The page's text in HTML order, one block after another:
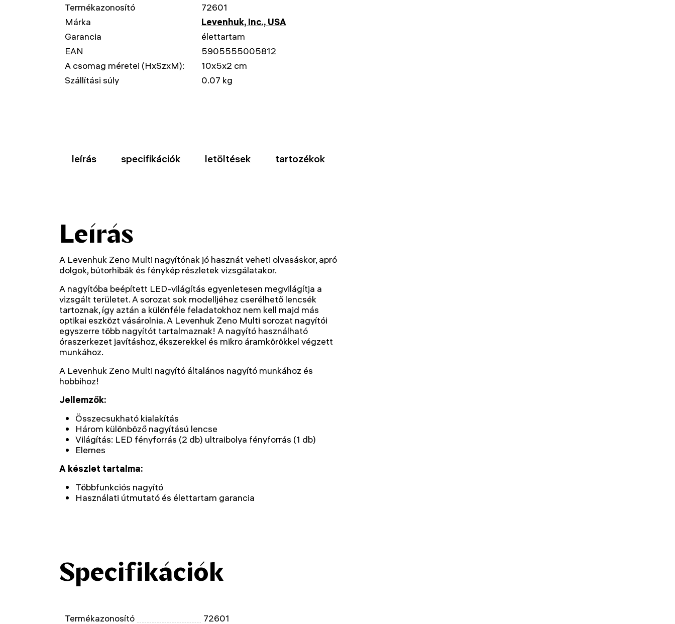
Termékazonosító
72601
Márka
Levenhuk, Inc., USA
Garancia
élettartam
EAN
5905555005812
A csomag méretei (HxSzxM):
10x5x2 cm
Szállítási súly
0.07 kg
leírás specifikációk letöltések tartozékok
Leírás
A Levenhuk Zeno Multi nagyítónak jó hasznát veheti olvasáskor, apró
dolgok, bútorhibák és fénykép részletek vizsgálatakor.
A nagyítóba beépített LED-világítás egyenletesen megvilágítja a
vizsgált területet. A sorozat sok modelljéhez cserélhető lencsék
tartoznak, így aztán a különféle feladatokhoz nem kell majd más
optikai eszközt vásárolnia. A Levenhuk Zeno Multi sorozat nagyítói
egyszerre több nagyítót tartalmaznak! A nagyító használható
óraszerkezet javításhoz, ékszerekkel és mikro áramkörökkel végzett
munkához.
A Levenhuk Zeno Multi nagyító általános nagyító munkához és
hobbihoz!
Jellemzők:
Összecsukható kialakítás
Három különböző nagyítású lencse
Világítás: LED fényforrás (2 db) ultraibolya fényforrás (1 db)
Elemes
A készlet tartalma:
Többfunkciós nagyító
Használati útmutató és élettartam garancia
Specifikációk
Termékazonosító
72601